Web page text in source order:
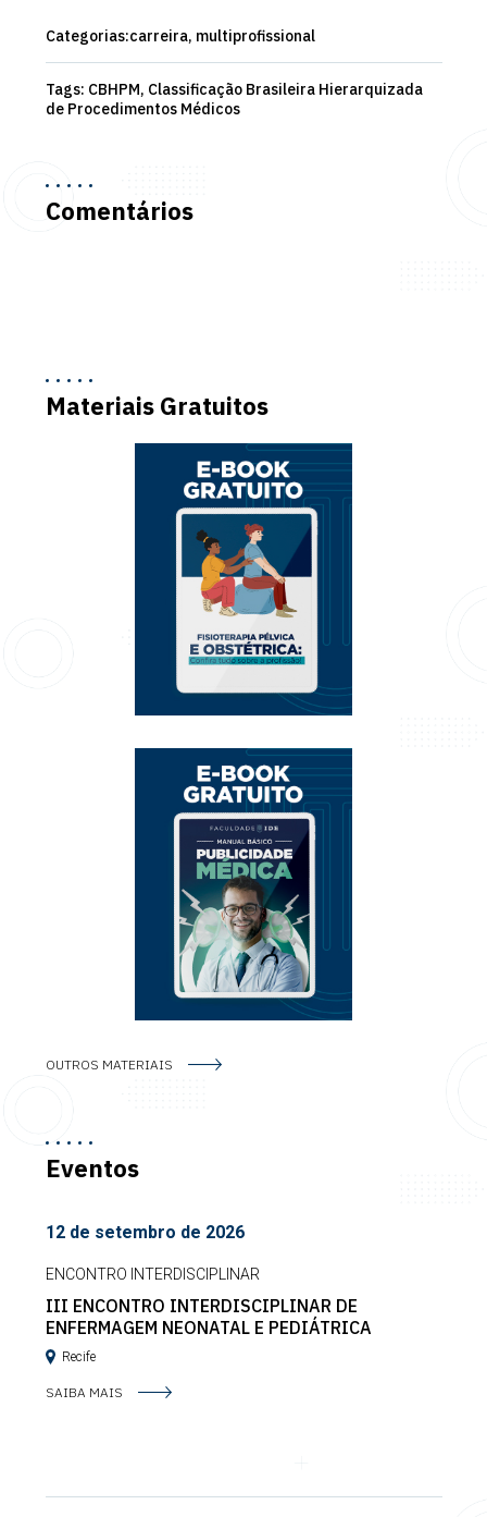
Categorias:carreira, multiprofissional
Tags: CBHPM, Classificação Brasileira Hierarquizada
de Procedimentos Médicos
Comentários
Materiais Gratuitos
OUTROS MATERIAIS
Eventos
12 de setembro de 2026
ENCONTRO INTERDISCIPLINAR
III ENCONTRO INTERDISCIPLINAR DE
ENFERMAGEM NEONATAL E PEDIÁTRICA
Recife
SAIBA MAIS